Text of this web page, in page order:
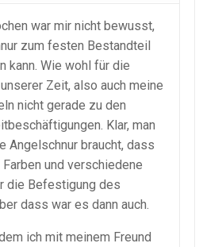
war mir nicht bewusst,
zum festen Bestandteil
kann. Wie wohl für die
Zeit, also auch meine
nicht gerade zu den
Klar, man
Angelschnur braucht, dass
und verschiedene
die Befestigung des
dass war es dann auch.
ich mit meinem Freund